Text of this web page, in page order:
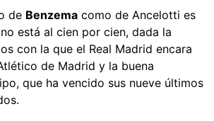
de Benzema como de Ancelotti es
está al cien por cien, dada la
con la que el Real Madrid encara
de Madrid y la buena
que ha vencido sus nueve últimos